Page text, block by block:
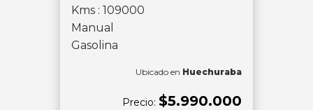
Kms : 109000
Manual
Gasolina
Ubicado en Huechuraba
Precio: $5.990.000